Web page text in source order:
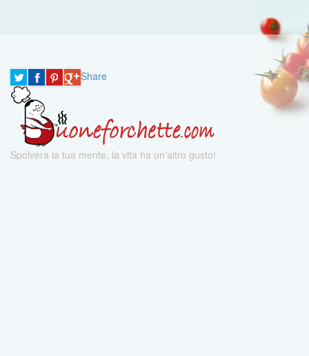
Share
Spolvera la tua mente, la vita ha un'altro gusto!